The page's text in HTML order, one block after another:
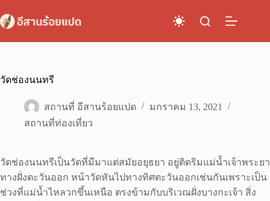
to
content
วัดช่องนนทรี
สถานที่ อีสานร้อยแปด
มกราคม 13, 2021
สถานที่ท่องเที่ยว
วัดช่องนนทรีเป็นวัดที่มีมาแต่สมัยอยุธยา อยู่ติดริมแม่น้ำเจ้าพระยา
ทางฝั่งตะวันออก หน้าวัดหันไปทางทิศตะวันออกเช่นกันเพราะเป็น
ช่วงที่แม่น้ำไหลวกขึ้นเหนือ ตรงข้ามกับบริเวณฝั่งบางกะเจ้า สิ่ง